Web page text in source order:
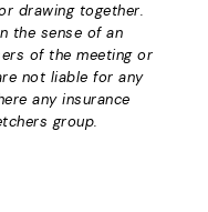
drawing together.
the sense of an
of the meeting or
not liable for any
any insurance
group.